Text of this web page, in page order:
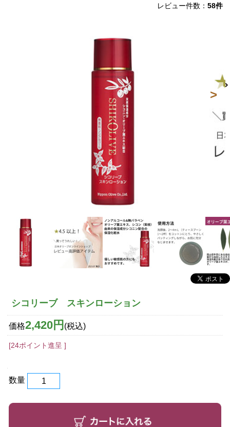
レビュー件数： 58件
シコリーブ スキンローション
価格2,420円 (税込)
[24ポイント進呈 ]
数量